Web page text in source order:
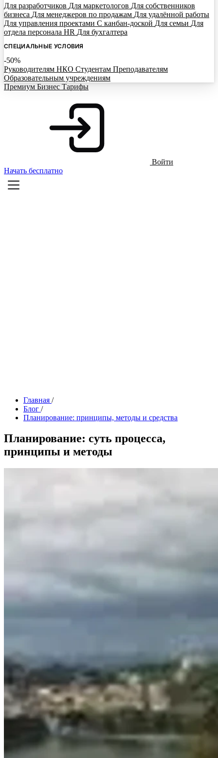
Для разработчиков Для маркетологов Для собственников
бизнеса Для менеджеров по продажам Для удалённой работы
Для управления проектами С канбан-доской Для семьи Для
отдела персонала HR Для бухгалтера
СПЕЦИАЛЬНЫЕ УСЛОВИЯ
-50%
Руководителям НКО Студентам Преподавателям
Образовательным учреждениям
Премиум Бизнес Тарифы
Войти
Начать бесплатно
Главная /
Блог /
Планирование: принципы, методы и средства
Планирование: суть процесса,
принципы и методы